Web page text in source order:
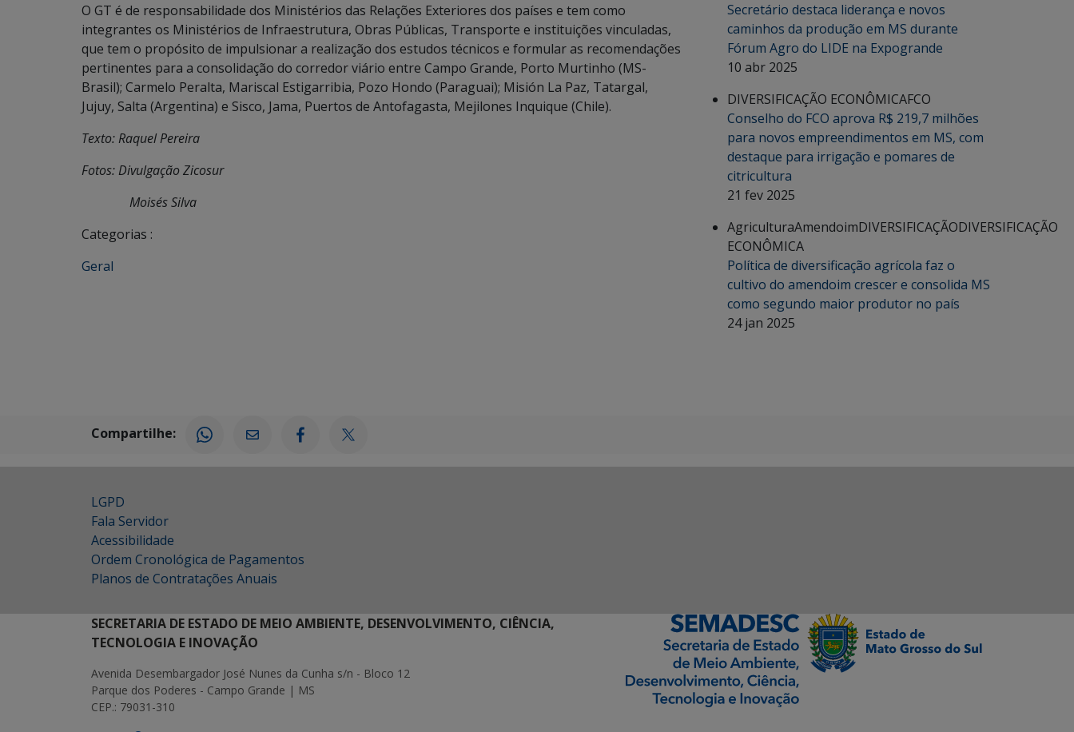
O GT é de responsabilidade dos Ministérios das Relações Exteriores dos países e tem como
integrantes os Ministérios de Infraestrutura, Obras Públicas, Transporte e instituições vinculadas,
que tem o propósito de impulsionar a realização dos estudos técnicos e formular as recomendações
pertinentes para a consolidação do corredor viário entre Campo Grande, Porto Murtinho (MS-
Brasil); Carmelo Peralta, Mariscal Estigarribia, Pozo Hondo (Paraguai); Misión La Paz, Tatargal,
Jujuy, Salta (Argentina) e Sisco, Jama, Puertos de Antofagasta, Mejilones Inquique (Chile).
Texto: Raquel Pereira
Fotos: Divulgação Zicosur
Moisés Silva
Categorias :
Geral
Secretário destaca liderança e novos
caminhos da produção em MS durante
Fórum Agro do LIDE na Expogrande
10 abr 2025
DIVERSIFICAÇÃO ECONÔMICAFCO
Conselho do FCO aprova R$ 219,7 milhões
para novos empreendimentos em MS, com
destaque para irrigação e pomares de
citricultura
21 fev 2025
AgriculturaAmendoimDIVERSIFICAÇÃODIVERSIFICAÇÃO
ECONÔMICA
Política de diversificação agrícola faz o
cultivo do amendoim crescer e consolida MS
como segundo maior produtor no país
24 jan 2025
Compartilhe:
LGPD
Fala Servidor
Acessibilidade
Ordem Cronológica de Pagamentos
Planos de Contratações Anuais
SECRETARIA DE ESTADO DE MEIO AMBIENTE, DESENVOLVIMENTO, CIÊNCIA,
TECNOLOGIA E INOVAÇÃO
Avenida Desembargador José Nunes da Cunha s/n - Bloco 12
Parque dos Poderes - Campo Grande | MS
CEP.: 79031-310